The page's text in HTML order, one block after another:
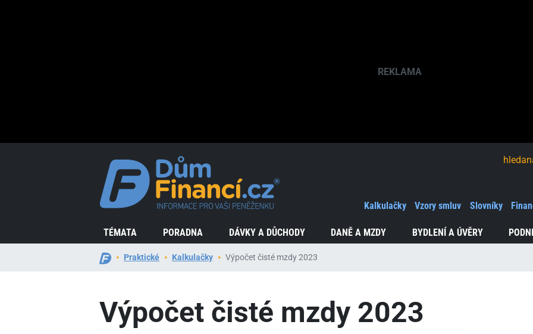
TÉMATA PORADNA DÁVKY A DŮCHODY DANĚ A MZDY BYDLENÍ A ÚVĚRY
Kalkulačky Vzory smluv Slovníky
Praktické Kalkulačky Výpočet čisté mzdy 2023
Výpočet čisté mzdy 2023